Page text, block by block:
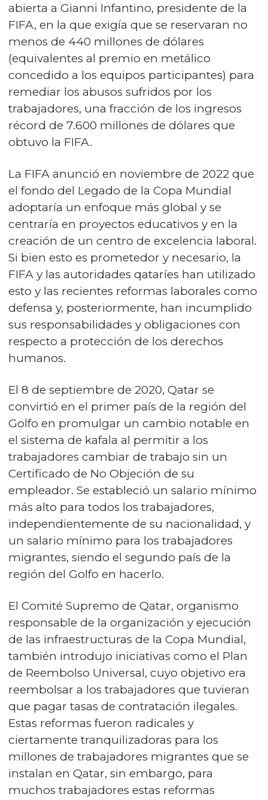
abierta a Gianni Infantino, presidente de la
FIFA, en la que exigía que se reservaran no
menos de 440 millones de dólares
(equivalentes al premio en metálico
concedido a los equipos participantes) para
remediar los abusos sufridos por los
trabajadores, una fracción de los ingresos
récord de 7.600 millones de dólares que
obtuvo la FIFA.
La FIFA anunció en noviembre de 2022 que
el fondo del Legado de la Copa Mundial
adoptaría un enfoque más global y se
centraría en proyectos educativos y en la
creación de un centro de excelencia laboral.
Si bien esto es prometedor y necesario, la
FIFA y las autoridades qataríes han utilizado
esto y las recientes reformas laborales como
defensa y, posteriormente, han incumplido
sus responsabilidades y obligaciones con
respecto a protección de los derechos
humanos.
El 8 de septiembre de 2020, Qatar se
convirtió en el primer país de la región del
Golfo en promulgar un cambio notable en
el sistema de kafala al permitir a los
trabajadores cambiar de trabajo sin un
Certificado de No Objeción de su
empleador. Se estableció un salario mínimo
más alto para todos los trabajadores,
independientemente de su nacionalidad, y
un salario mínimo para los trabajadores
migrantes, siendo el segundo país de la
región del Golfo en hacerlo.
El Comité Supremo de Qatar, organismo
responsable de la organización y ejecución
de las infraestructuras de la Copa Mundial,
también introdujo iniciativas como el Plan
de Reembolso Universal, cuyo objetivo era
reembolsar a los trabajadores que tuvieran
que pagar tasas de contratación ilegales.
Estas reformas fueron radicales y
ciertamente tranquilizadoras para los
millones de trabajadores migrantes que se
instalan en Qatar, sin embargo, para
muchos trabajadores estas reformas